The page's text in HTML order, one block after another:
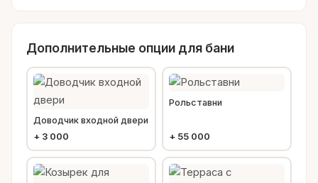
Дополнительные опции для бани
Доводчик входной двери
+ 3 000
Рольставни
+ 55 000